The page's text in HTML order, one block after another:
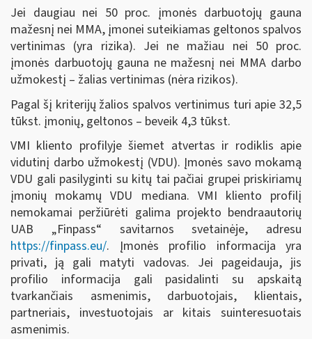
Jei daugiau nei 50 proc. įmonės darbuotojų gauna
mažesnį nei MMA, įmonei suteikiamas geltonos spalvos
vertinimas (yra rizika). Jei ne mažiau nei 50 proc.
įmonės darbuotojų gauna ne mažesnį nei MMA darbo
užmokestį – žalias vertinimas (nėra rizikos).
Pagal šį kriterijų žalios spalvos vertinimus turi apie 32,5
tūkst. įmonių, geltonos – beveik 4,3 tūkst.
VMI kliento profilyje šiemet atvertas ir rodiklis apie
vidutinį darbo užmokestį (VDU). Įmonės savo mokamą
VDU gali pasilyginti su kitų tai pačiai grupei priskiriamų
įmonių mokamų VDU mediana. VMI kliento profilį
nemokamai peržiūrėti galima projekto bendraautorių
UAB „Finpass“ savitarnos svetainėje, adresu
https://finpass.eu/. Įmonės profilio informacija yra
privati, ją gali matyti vadovas. Jei pageidauja, jis
profilio informacija gali pasidalinti su apskaitą
tvarkančiais asmenimis, darbuotojais, klientais,
partneriais, investuotojais ar kitais suinteresuotais
asmenimis.